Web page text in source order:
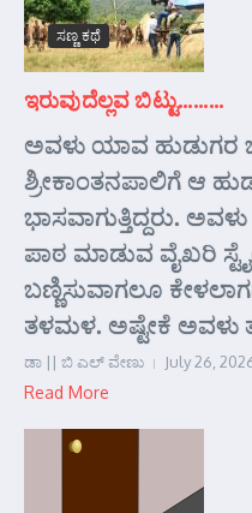
ಸಣ್ಣ ಕಥೆ
ಇರುವುದೆಲ್ಲವ ಬಿಟ್ಟು………
ಅವಳು ಯಾವ ಹುಡುಗರ
ಶ್ರೀಕಾಂತನಪಾಲಿಗೆ ಆ
ಭಾಸವಾಗುತ್ತಿದ್ದರು.
ಪಾಠ ಮಾಡುವ ವೈಖರಿ
ಬಣ್ಣಿಸುವಾಗಲೂ
ತಳಮಳ. ಅಷ್ಟೇಕೆ ಅವಳು
ಡಾ || ಬಿ ಎಲ್ ವೇಣು July 26,
Read More